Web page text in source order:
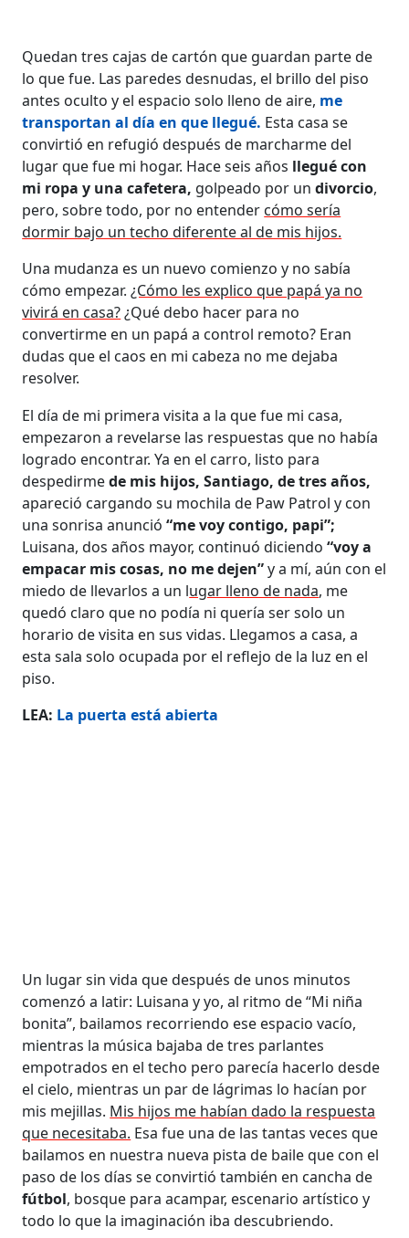
Quedan tres cajas de cartón que guardan parte de
lo que fue. Las paredes desnudas, el brillo del piso
antes oculto y el espacio solo lleno de aire, me
transportan al día en que llegué. Esta casa se
convirtió en refugió después de marcharme del
lugar que fue mi hogar. Hace seis años llegué con
mi ropa y una cafetera, golpeado por undivorcio,
pero, sobre todo, por no entender cómo sería
dormir bajo un techo diferente al de mis hijos.
Una mudanza es un nuevo comienzo y no sabía
cómo empezar.¿Cómo les explico que papá ya no
vivirá en casa?¿Qué debo hacer para no
convertirme en un papá a control remoto? Eran
dudas que el caos en mi cabeza no me dejaba
resolver.
El día de mi primera visita a la que fue mi casa,
empezaron a revelarse las respuestas que no había
logrado encontrar. Ya en el carro, listo para
despedirmede mis hijos, Santiago, de tres años,
apareció cargando su mochila de Paw Patrol y con
una sonrisa anunció “me voy contigo, papi”;
Luisana, dos años mayor, continuó diciendo“voy a
empacar mis cosas, no me dejen”y a mí, aún con el
miedo de llevarlos a un lugar lleno de nada, me
quedó claro que no podía ni quería ser solo un
horario de visita en sus vidas. Llegamos a casa, a
esta sala solo ocupada por el reflejo de la luz en el
piso.
LEA: La puerta está abierta
Un lugar sin vida que después de unos minutos
comenzó a latir: Luisana y yo, al ritmo de “Mi niña
bonita”, bailamos recorriendo ese espacio vacío,
mientras la música bajaba de tres parlantes
empotrados en el techo pero parecía hacerlo desde
el cielo, mientras un par de lágrimas lo hacían por
mis mejillas. Mis hijos me habían dado la respuesta
que necesitaba. Esa fue una de las tantas veces que
bailamos en nuestra nueva pista de baile que con el
paso de los días se convirtió también en cancha de
fútbol, bosque para acampar, escenario artístico y
todo lo que la imaginación iba descubriendo.